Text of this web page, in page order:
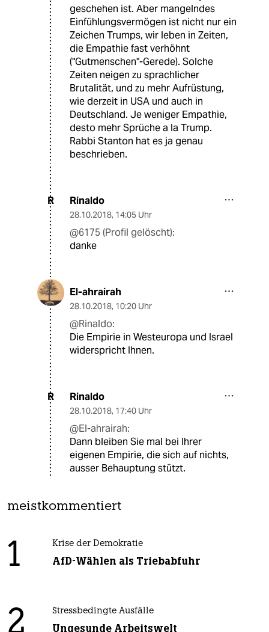
geschehen ist. Aber mangelndes
Einfühlungsvermögen ist nicht nur ein
Zeichen Trumps, wir leben in Zeiten,
die Empathie fast verhöhnt
("Gutmenschen"-Gerede). Solche
Zeiten neigen zu sprachlicher
Brutalität, und zu mehr Aufrüstung,
wie derzeit in USA und auch in
Deutschland. Je weniger Empathie,
desto mehr Sprüche a la Trump.
Rabbi Stanton hat es ja genau
beschrieben.
R Rinaldo
28.10.2018, 14:05 Uhr
@6175 (Profil gelöscht):
danke
El-ahrairah
28.10.2018, 10:20 Uhr
@Rinaldo:
Die Empirie in Westeuropa und Israel
widerspricht Ihnen.
R Rinaldo
28.10.2018, 17:40 Uhr
@El-ahrairah:
Dann bleiben Sie mal bei Ihrer
eigenen Empirie, die sich auf nichts,
ausser Behauptung stützt.
meistkommentiert
1 Krise der Demokratie
AfD-Wählen als Triebabfuhr
2 Stressbedingte Ausfälle
Ungesunde Arbeitswelt